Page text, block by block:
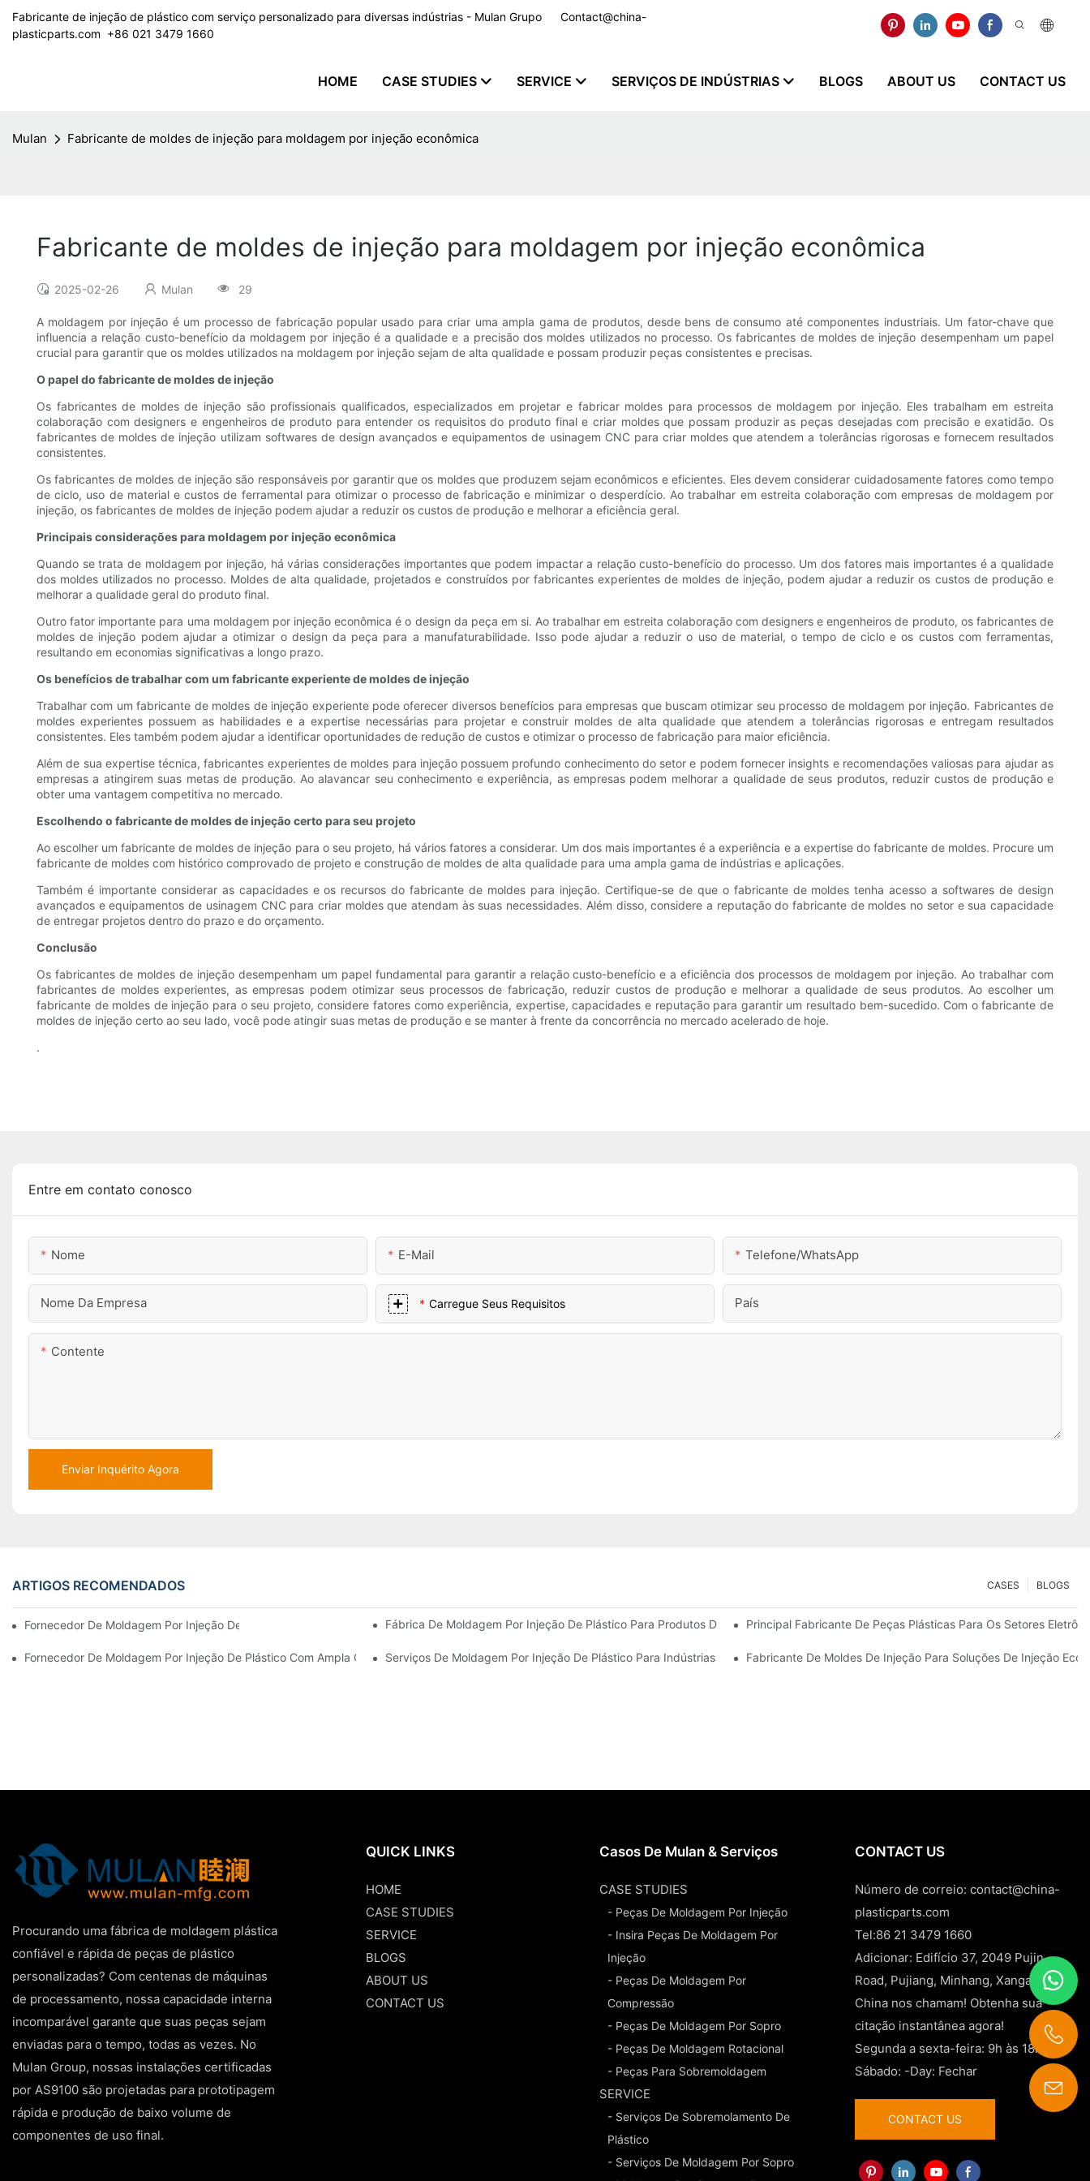
Fabricante de injeção de plástico com serviço personalizado para diversas indústrias - Mulan Grupo
Contact@china-
plasticparts.com ​​​​​​​ +86 021 3479 1660
HOME CASE STUDIES SERVICE SERVIÇOS DE INDÚSTRIAS BLOGS ABOUT US CONTACT US
Mulan Fabricante de moldes de injeção para moldagem por injeção econômica
Fabricante de moldes de injeção para moldagem por injeção econômica
2025-02-26 Mulan 29
A moldagem por injeção é um processo de fabricação popular usado para criar uma ampla gama de produtos, desde bens de consumo até componentes industriais. Um fator-chave que
influencia a relação custo-benefício da moldagem por injeção é a qualidade e a precisão dos moldes utilizados no processo. Os fabricantes de moldes de injeção desempenham um papel
crucial para garantir que os moldes utilizados na moldagem por injeção sejam de alta qualidade e possam produzir peças consistentes e precisas.
O papel do fabricante de moldes de injeção
Os fabricantes de moldes de injeção são profissionais qualificados, especializados em projetar e fabricar moldes para processos de moldagem por injeção. Eles trabalham em estreita
colaboração com designers e engenheiros de produto para entender os requisitos do produto final e criar moldes que possam produzir as peças desejadas com precisão e exatidão. Os
fabricantes de moldes de injeção utilizam softwares de design avançados e equipamentos de usinagem CNC para criar moldes que atendem a tolerâncias rigorosas e fornecem resultados
consistentes.
Os fabricantes de moldes de injeção são responsáveis ​​por garantir que os moldes que produzem sejam econômicos e eficientes. Eles devem considerar cuidadosamente fatores como tempo
de ciclo, uso de material e custos de ferramental para otimizar o processo de fabricação e minimizar o desperdício. Ao trabalhar em estreita colaboração com empresas de moldagem por
injeção, os fabricantes de moldes de injeção podem ajudar a reduzir os custos de produção e melhorar a eficiência geral.
Principais considerações para moldagem por injeção econômica
Quando se trata de moldagem por injeção, há várias considerações importantes que podem impactar a relação custo-benefício do processo. Um dos fatores mais importantes é a qualidade
dos moldes utilizados no processo. Moldes de alta qualidade, projetados e construídos por fabricantes experientes de moldes de injeção, podem ajudar a reduzir os custos de produção e
melhorar a qualidade geral do produto final.
Outro fator importante para uma moldagem por injeção econômica é o design da peça em si. Ao trabalhar em estreita colaboração com designers e engenheiros de produto, os fabricantes de
moldes de injeção podem ajudar a otimizar o design da peça para a manufaturabilidade. Isso pode ajudar a reduzir o uso de material, o tempo de ciclo e os custos com ferramentas,
resultando em economias significativas a longo prazo.
Os benefícios de trabalhar com um fabricante experiente de moldes de injeção
Trabalhar com um fabricante de moldes de injeção experiente pode oferecer diversos benefícios para empresas que buscam otimizar seu processo de moldagem por injeção. Fabricantes de
moldes experientes possuem as habilidades e a expertise necessárias para projetar e construir moldes de alta qualidade que atendem a tolerâncias rigorosas e entregam resultados
consistentes. Eles também podem ajudar a identificar oportunidades de redução de custos e otimizar o processo de fabricação para maior eficiência.
Além de sua expertise técnica, fabricantes experientes de moldes para injeção possuem profundo conhecimento do setor e podem fornecer insights e recomendações valiosas para ajudar as
empresas a atingirem suas metas de produção. Ao alavancar seu conhecimento e experiência, as empresas podem melhorar a qualidade de seus produtos, reduzir custos de produção e
obter uma vantagem competitiva no mercado.
Escolhendo o fabricante de moldes de injeção certo para seu projeto
Ao escolher um fabricante de moldes de injeção para o seu projeto, há vários fatores a considerar. Um dos mais importantes é a experiência e a expertise do fabricante de moldes. Procure um
fabricante de moldes com histórico comprovado de projeto e construção de moldes de alta qualidade para uma ampla gama de indústrias e aplicações.
Também é importante considerar as capacidades e os recursos do fabricante de moldes para injeção. Certifique-se de que o fabricante de moldes tenha acesso a softwares de design
avançados e equipamentos de usinagem CNC para criar moldes que atendam às suas necessidades. Além disso, considere a reputação do fabricante de moldes no setor e sua capacidade
de entregar projetos dentro do prazo e do orçamento.
Conclusão
Os fabricantes de moldes de injeção desempenham um papel fundamental para garantir a relação custo-benefício e a eficiência dos processos de moldagem por injeção. Ao trabalhar com
fabricantes de moldes experientes, as empresas podem otimizar seus processos de fabricação, reduzir custos de produção e melhorar a qualidade de seus produtos. Ao escolher um
fabricante de moldes de injeção para o seu projeto, considere fatores como experiência, expertise, capacidades e reputação para garantir um resultado bem-sucedido. Com o fabricante de
moldes de injeção certo ao seu lado, você pode atingir suas metas de produção e se manter à frente da concorrência no mercado acelerado de hoje.
.
Entre em contato conosco
Nome E-Mail Telefone/WhatsApp
Nome Da Empresa Carregue Seus Requisitos País
Contente
Enviar Inquérito Agora
ARTIGOS RECOMENDADOS BLOGS
CASES
Fornecedor De Moldagem Por Injeção De Plástico Com Ampla Experiência No SetorFábrica De Moldagem Por Injeção De Plástico Para Produtos De Qualidade PremiumPrincipal Fabricante De Peças Plásticas Para Os Setores
Fornecedor De Moldagem Por Injeção De Plástico Com Ampla Gama De ProdutosServiços De Moldagem Por Injeção De Plástico Para Indústrias EspecializadasFabricante De Moldes De Injeção Para Soluções De Injeção
Procurando uma fábrica de moldagem plástica
confiável e rápida de peças de plástico
personalizadas? Com centenas de máquinas
de processamento, nossa capacidade interna
incomparável garante que suas peças sejam
enviadas para o tempo, todas as vezes. No
Mulan Group, nossas instalações certificadas
por AS9100 são projetadas para prototipagem
rápida e produção de baixo volume de
componentes de uso final.
QUICK LINKS
HOME
CASE STUDIES
SERVICE
BLOGS
ABOUT US
CONTACT US
Casos De Mulan & Serviços
CASE STUDIES
- Peças De Moldagem Por Injeção
- Insira Peças De Moldagem Por
Injeção
- Peças De Moldagem Por
Compressão
- Peças De Moldagem Por Sopro
- Peças De Moldagem Rotacional
- Peças Para Sobremoldagem
SERVICE
- Serviços De Sobremolamento De
Plástico
- Serviços De Moldagem Por Sopro
CONTACT US
Número de correio:contact@china-
plasticparts.com
Tel:86 21 3479 1660
Adicionar: Edifício 37, 2049 Pujin
Road, Pujiang, Minhang, Xangai e
China nos chamam! Obtenha sua
citação instantânea agora!
Segunda a sexta-feira: 9h às 18h
Sábado: -Day: Fechar
CONTACT US